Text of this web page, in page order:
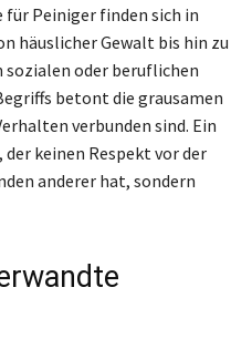
für Peiniger finden sich in
häuslicher Gewalt bis hin zu
sozialen oder beruflichen
betont die grausamen
verbunden sind. Ein
keinen Respekt vor der
anderer hat, sondern